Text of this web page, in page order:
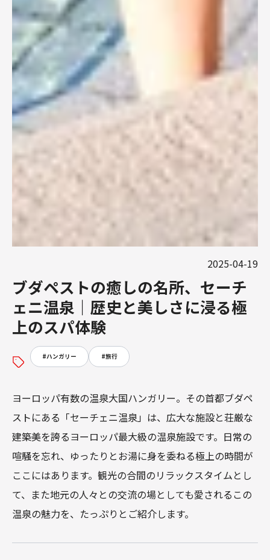
2025-04-19
ブダペストの癒しの名所、セーチ
ェニ温泉｜歴史と美しさに浸る極
上のスパ体験
#ハンガリー #旅行
ヨーロッパ有数の温泉大国ハンガリー。その首都ブダペ
ストにある「セーチェニ温泉」は、広大な施設と荘厳な
建築美を誇るヨーロッパ最大級の温泉施設です。日常の
喧騒を忘れ、ゆったりとお湯に身を委ねる極上の時間が
ここにはあります。観光の合間のリラックスタイムとし
て、また地元の人々との交流の場としても愛されるこの
温泉の魅力を、たっぷりとご紹介します。